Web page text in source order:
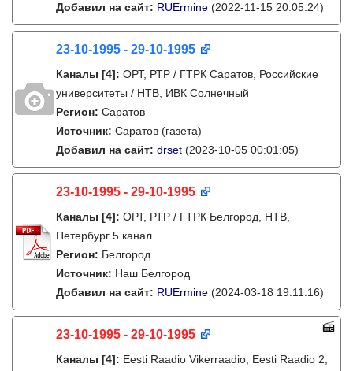
Добавил на сайт: RUErmine (2022-11-15 20:05:24)
23-10-1995 - 29-10-1995
Каналы [4]: ОРТ, РТР / ГТРК Саратов, Российские
университеты / НТВ, ИВК Солнечный
Регион: Саратов
Источник: Саратов (газета)
Добавил на сайт: drset (2023-10-05 00:01:05)
23-10-1995 - 29-10-1995
Каналы [4]: ОРТ, РТР / ГТРК Белгород, НТВ,
Петербург 5 канал
Регион: Белгород
Источник: Наш Белгород
Добавил на сайт: RUErmine (2024-03-18 19:11:16)
23-10-1995 - 29-10-1995
Каналы [4]: Eesti Raadio Vikerraadio, Eesti Raadio 2,